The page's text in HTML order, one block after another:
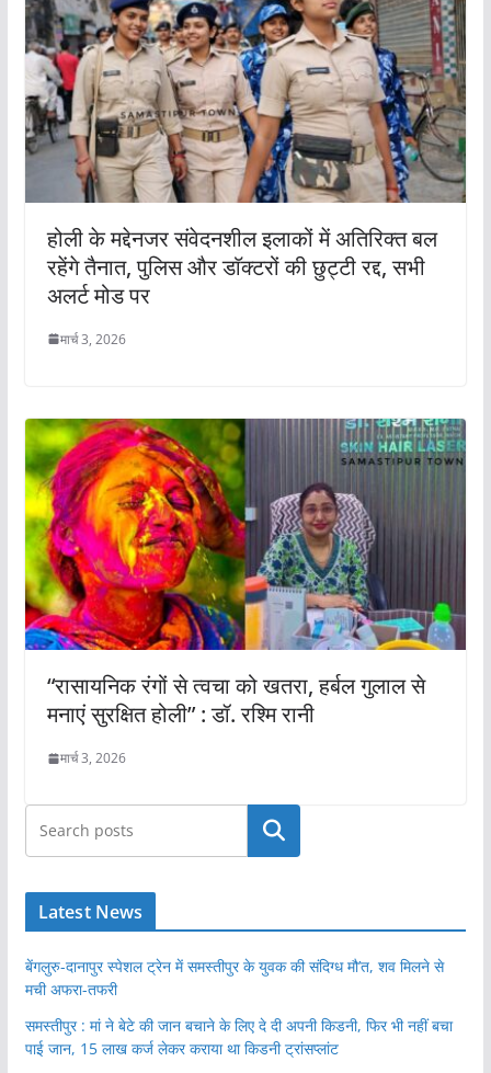
होली के मद्देनजर संवेदनशील इलाकों में अतिरिक्त बल
रहेंगे तैनात, पुलिस और डाॅक्टरों की छुट्टी रद्द, सभी
अलर्ट मोड पर
मार्च 3, 2026
“रासायनिक रंगों से त्वचा को खतरा, हर्बल गुलाल से
मनाएं सुरक्षित होली” : डॉ. रश्मि रानी
मार्च 3, 2026
खोजें
Latest News
बेंगलुरु-दानापुर स्पेशल ट्रेन में समस्तीपुर के युवक की संदिग्ध मौ’त, शव मिलने से
मची अफरा-तफरी
समस्तीपुर : मां ने बेटे की जान बचाने के लिए दे दी अपनी किडनी, फिर भी नहीं बचा
पाई जान, 15 लाख कर्ज लेकर कराया था किडनी ट्रांसप्लांट